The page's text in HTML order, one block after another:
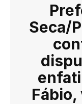
Seca/
Fábio,